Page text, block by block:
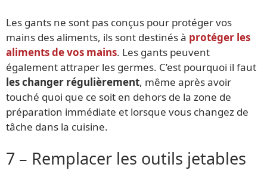
Les gants ne sont pas conçus pour protéger vos
mains des aliments, ils sont destinés à protéger les
aliments de vos mains. Les gants peuvent
également attraper les germes. C’est pourquoi il faut
les changer régulièrement, même après avoir
touché quoi que ce soit en dehors de la zone de
préparation immédiate et lorsque vous changez de
tâche dans la cuisine.
7 – Remplacer les outils jetables